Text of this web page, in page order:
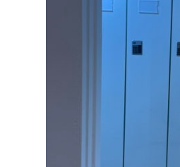
웨딩홀 계약 후 본식이 있는
했고, 도착하니 자리도 미리
상부터 좋았습니다. 음식은
구역별로 정갈하게 나뉘어 있